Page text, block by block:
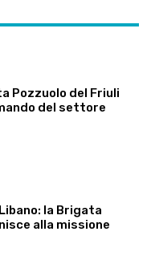
Pozzuolo del Friuli
del settore
la Brigata
alla missione